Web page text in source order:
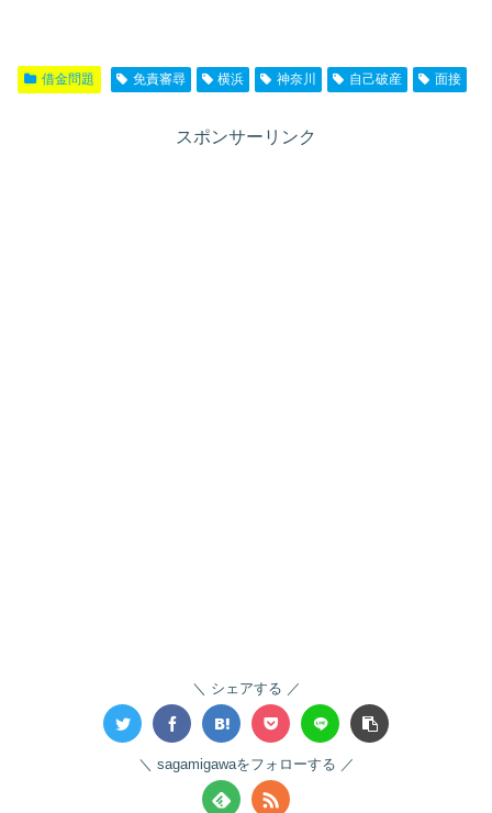
借金問題 免責審尋 横浜 神奈川 自己破産 面接
スポンサーリンク
シェアする
sagamigawaをフォローする